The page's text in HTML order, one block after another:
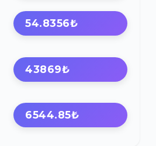
54.8356₺
43869₺
6544.85₺